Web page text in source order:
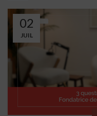
02
JUIL